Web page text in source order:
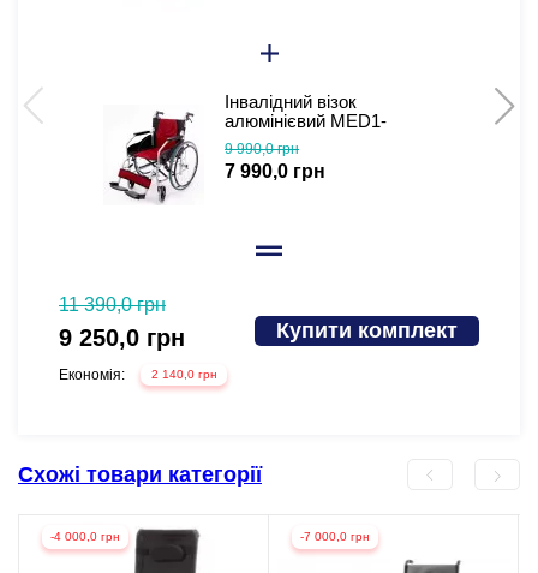
Інвалідний візок
алюмінієвий MED1-
KY868LAJ-B-46
9 990,0 грн
7 990,0 грн
11 390,0 грн
9 250,0 грн
Економія: 2 140,0 грн
Купити комплект
Схожі товари категорії
-4 000,0 грн -7 000,0 грн